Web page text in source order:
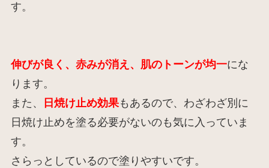
す。
伸びが良く、赤みが消え、肌のトーンが均一にな
ります。
また、
日焼け止め効果もあるので、わざわざ別に
日焼け止めを塗る必要がないのも気に入っていま
す。
さらっとしているので塗りやすいです。